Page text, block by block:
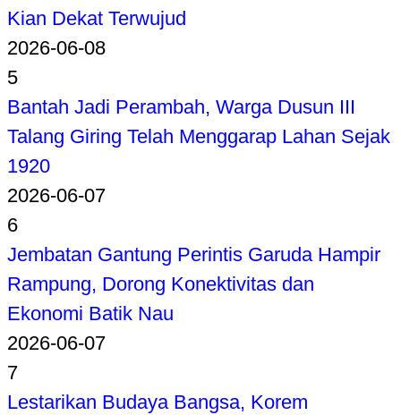
Kian Dekat Terwujud
2026-06-08
5
Bantah Jadi Perambah, Warga Dusun III
Talang Giring Telah Menggarap Lahan Sejak
1920
2026-06-07
6
Jembatan Gantung Perintis Garuda Hampir
Rampung, Dorong Konektivitas dan
Ekonomi Batik Nau
2026-06-07
7
Lestarikan Budaya Bangsa, Korem